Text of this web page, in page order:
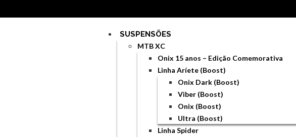
SUSPENSÕES
MTB XC
Onix 15 anos – Edição Comemorativa
Linha Aríete (Boost)
Onix Dark (Boost)
Viber (Boost)
Onix (Boost)
Ultra (Boost)
Linha Spider